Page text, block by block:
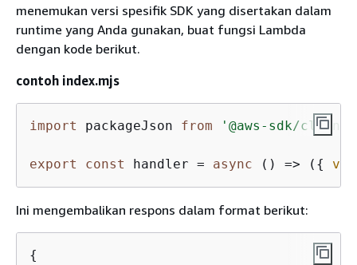
menemukan versi spesifik SDK yang disertakan dalam
runtime yang Anda gunakan, buat fungsi Lambda
dengan kode berikut.
contoh index.mjs
import packageJson from '@aws-sdk/
export const handler = async () => ( {
Ini mengembalikan respons dalam format berikut:
{